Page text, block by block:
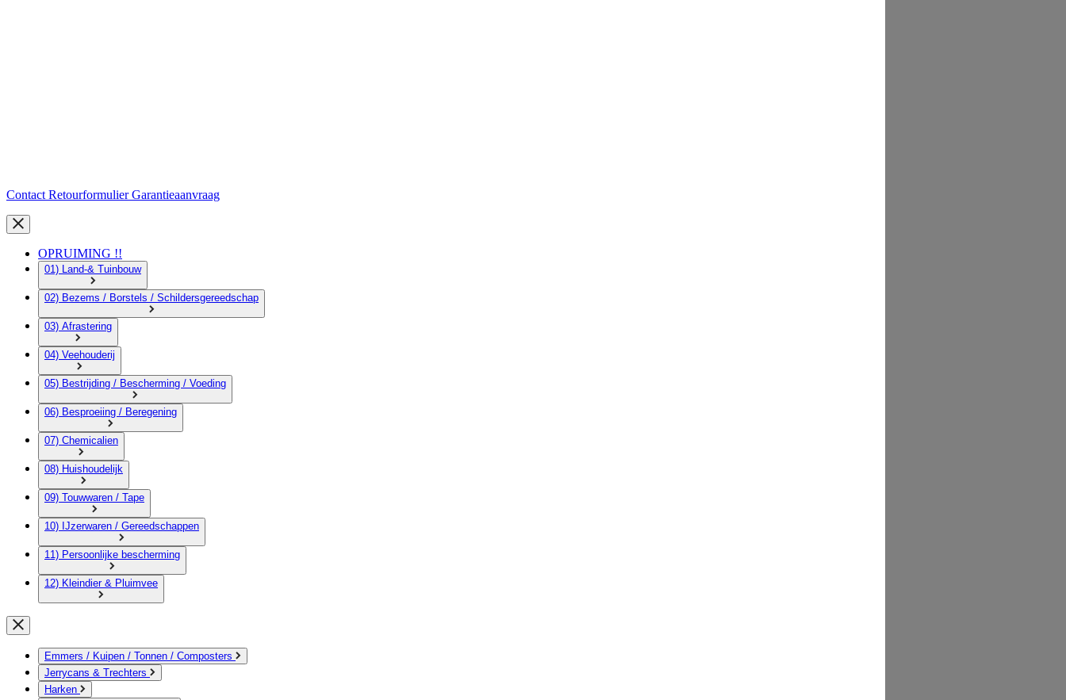
Contact RetourformulierGarantieaanvraag
OPRUIMING !!
01) Land-& Tuinbouw
02) Bezems / Borstels / Schildersgereedschap
03) Afrastering
04) Veehouderij
05) Bestrijding / Bescherming / Voeding
06) Besproeiing / Beregening
07) Chemicalien
08) Huishoudelijk
09) Touwwaren / Tape
10) IJzerwaren / Gereedschappen
11) Persoonlijke bescherming
12) Kleindier & Pluimvee
Emmers / Kuipen / Tonnen / Composters
Jerrycans & Trechters
Harken